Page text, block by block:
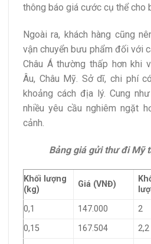
thông báo giá cước cụ thể cho
Ngoài ra, khách hàng cũng
vận chuyển bưu phẩm đối với
Châu Á thường thấp hơn khi
Âu, Châu Mỹ. Sở dĩ, chi phí
khoảng cách địa lý. Cung
nhiều yêu cầu nghiêm ngặt
cảnh.
Bảng giá gửi thư đi Mỹ
Khối lượng
(kg)
Giá (VNĐ)
0,1 147.000 2
0,15
167.504 2,2